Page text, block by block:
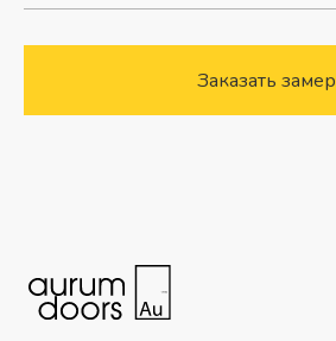
Заказать замер